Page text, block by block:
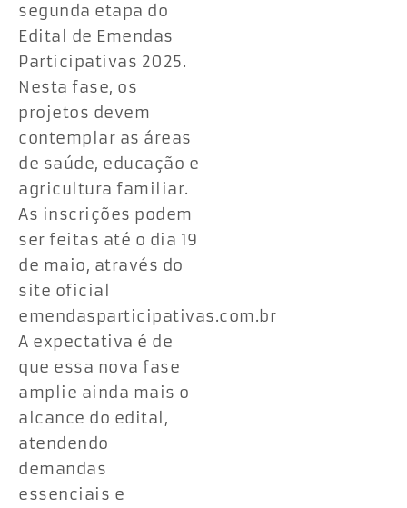
segunda etapa do
Edital de Emendas
Participativas 2025.
Nesta fase, os
projetos devem
contemplar as áreas
de saúde, educação e
agricultura familiar.
As inscrições podem
ser feitas até o dia 19
de maio, através do
site oficial
emendasparticipativas.com.br
A expectativa é de
que essa nova fase
amplie ainda mais o
alcance do edital,
atendendo
demandas
essenciais e